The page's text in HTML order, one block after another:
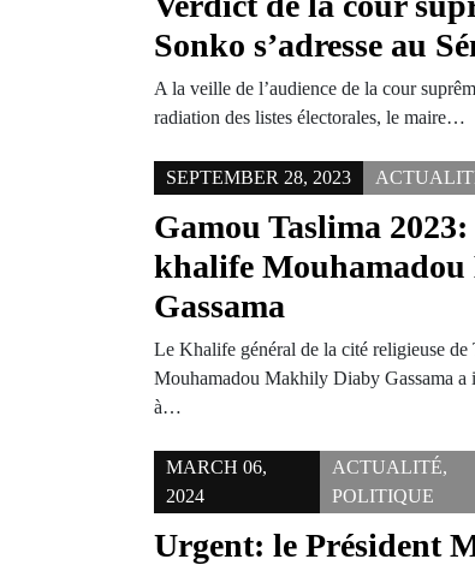
Sonko s’adresse au
A la veille de l’audience de la cour
radiation des listes électorales, le maire…
SEPTEMBER 28, 2023
Gamou Taslima
khalife
Gassama
Le Khalife général de la cité religieuse
Mouhamadou Makhily Diaby Gassama a
à…
MARCH 06,
2024
ACTUALITÉ,
POLITIQUE
Urgent: le Président